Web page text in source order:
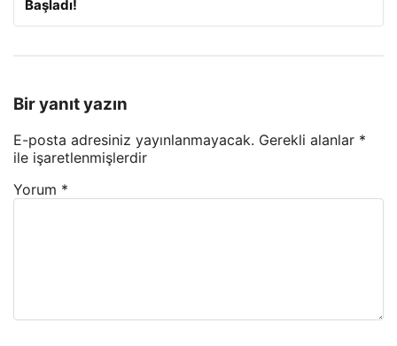
Başladı!
Bir yanıt yazın
E-posta adresiniz yayınlanmayacak. Gerekli alanlar *
ile işaretlenmişlerdir
Yorum *